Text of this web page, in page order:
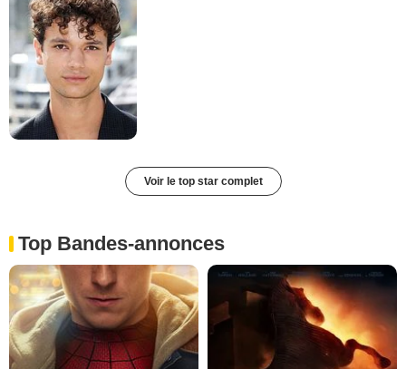
Voir le top star complet
Top Bandes-annonces